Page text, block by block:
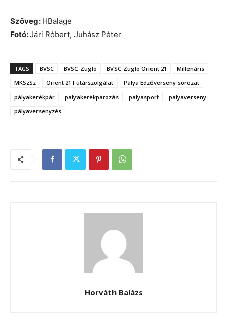
Szöveg: HBalage
Fotó:Jári Róbert, Juhász Péter
TAGS BVSC BVSC-Zugló BVSC-Zugló Orient 21
Millenáris
MKSzSz
Orient 21 Futárszolgálat
Pálya Edzőverseny-sorozat
pályakerékpár
pályakerékpározás pályasport
pályaverseny
pályaversenyzés
Horváth Balázs